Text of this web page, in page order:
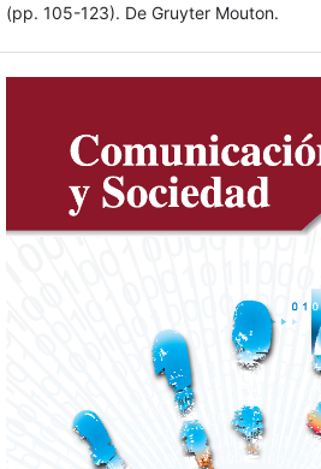
(pp. 105-123). De Gruyter Mouton.